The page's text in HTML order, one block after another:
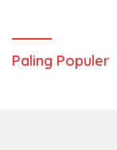
Paling Populer